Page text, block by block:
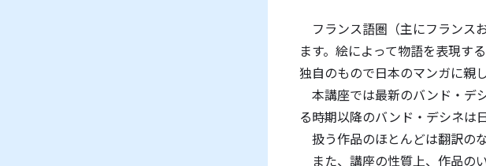
フランス語圏（主にフランス
ます。絵によって物語を表現す
独自のもので日本のマンガに親
本講座では最新のバンド・デ
る時期以降のバンド・デシネは
扱う作品のほとんどは翻訳の
また、講座の性質上、作品の